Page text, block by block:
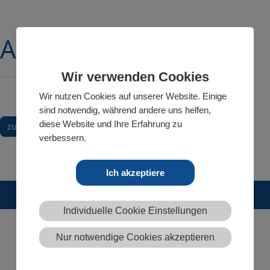
Wir verwenden Cookies
Wir nutzen Cookies auf unserer Website. Einige
sind notwendig, während andere uns helfen,
diese Website und Ihre Erfahrung zu
verbessern.
Ich akzeptiere
Individuelle Cookie Einstellungen
Nur notwendige Cookies akzeptieren
ADIPEC
zurück